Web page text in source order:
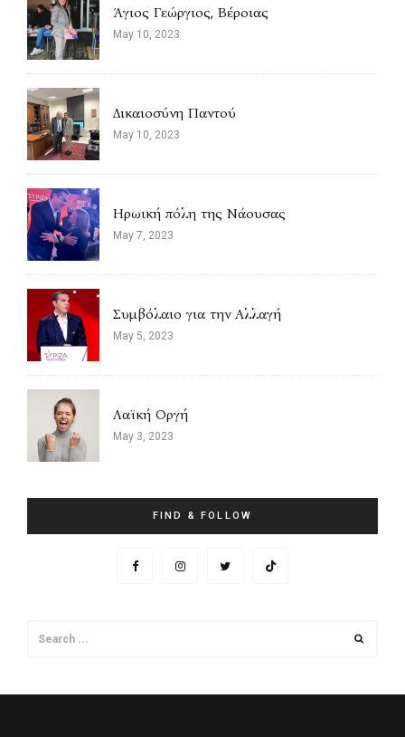
Άγιος Γεώργιος, Βέροιας
May 10, 2023
Δικαιοσύνη Παντού
May 10, 2023
Ηρωική πόλη της Νάουσας
May 7, 2023
Συμβόλαιο για την Αλλαγή
May 5, 2023
Λαϊκή Οργή
May 3, 2023
FIND & FOLLOW